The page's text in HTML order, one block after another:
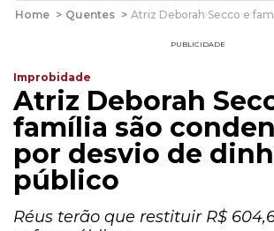
Home > Quentes > Atriz Deborah Secco e
PUBLICIDADE
Improbidade
Atriz Deborah
família são
por desvio de
público
Réus terão que restituir R$